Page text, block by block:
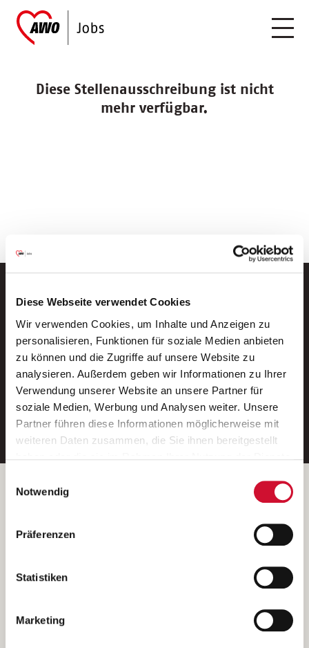
Diese Webseite verwendet Cookies
Wir verwenden Cookies, um Inhalte und Anzeigen zu
personalisieren, Funktionen für soziale Medien anbieten
zu können und die Zugriffe auf unsere Website zu
analysieren. Außerdem geben wir Informationen zu Ihrer
Verwendung unserer Website an unsere Partner für
soziale Medien, Werbung und Analysen weiter. Unsere
Partner führen diese Informationen möglicherweise mit
weiteren Daten zusammen, die Sie ihnen bereitgestellt
Wenn Sie auf „Cookies zulassen“ klicken, so stimmen
Sie der Speicherung sämtlicher Cookies zu. Sie können
Ihre Einwilligung selbstverständlich jederzeit widerrufen,
indem Sie die Cookie-Einstellungen aufrufen und diese
unsererDatenschutzerklärung
Notwendig
Präferenzen
Statistiken
Marketing
Diese Stellenausschreibung ist nicht
mehr verfügbar.
Neue Stellen per E-Mail.
Ein kostenloser Service von AWO
Jobs.
E-Mail-Adresse eintragen
Betreiber der Webseite
Kantstraße 45a
(Ein Tochterunternehmen des AWO Bezirksverbandes Unterfranken
e.V.)